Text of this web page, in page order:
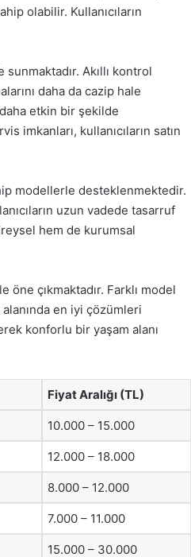
olabilir. Kullanıcıların
sunmaktadır. Akıllı kontrol
daha da cazip hale
etkin bir şekilde
imkanları, kullanıcıların satın
modellerle desteklenmektedir.
uzun vadede tasarruf
hem de kurumsal
çıkmaktadır. Farklı model
en iyi çözümleri
konforlu bir yaşam alanı
Fiyat Aralığı (TL)
10.000 – 15.000
12.000 – 18.000
8.000 – 12.000
7.000 – 11.000
15.000 – 30.000